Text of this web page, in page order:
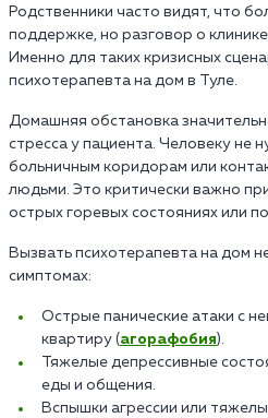
Родственники часто видят, что
поддержке, но разговор о клинике
Именно для таких кризисных
психотерапевта на дом в Туле.
Домашняя обстановка
стресса у пациента. Человеку не
больничным коридорам или
людьми. Это критически важно
острых горевых состояниях или
Вызвать психотерапевта на дом
симптомах:
Острые панические атаки с
квартиру (агорафобия).
Тяжелые депрессивные
еды и общения.
Вспышки агрессии или